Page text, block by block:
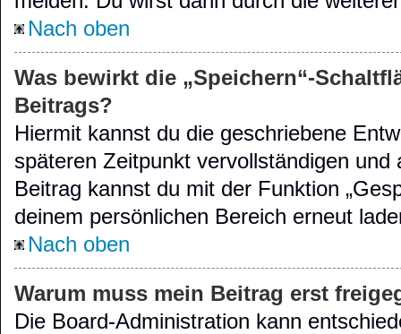
Nach oben
Was bewirkt die „Speichern“-
Beitrags?
Hiermit kannst du die geschriebene
späteren Zeitpunkt vervollständigen und
Beitrag kannst du mit der Funktion
deinem persönlichen Bereich erneut
Nach oben
Warum muss mein Beitrag erst
Die Board-Administration kann